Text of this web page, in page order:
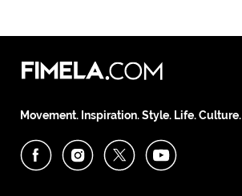
Movement. Inspiration. Style. Life. Culture.